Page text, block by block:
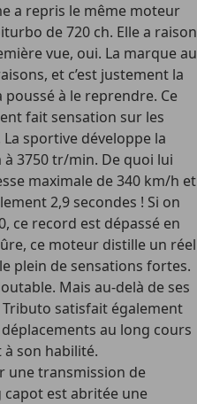
a repris le même moteur
de 720 ch. Elle a raison
vue, oui. La marque au
et c’est justement la
poussé à le reprendre. Ce
fait sensation sur les
sportive développe la
à 3750 tr/min. De quoi lui
maximale de 340 km/h et
2,9 secondes ! Si on
ce record est dépassé en
ce moteur distille un réel
plein de sensations fortes.
Mais au-delà de ses
satisfait également
au long cours
son habilité.
une transmission de
capot est abritée une